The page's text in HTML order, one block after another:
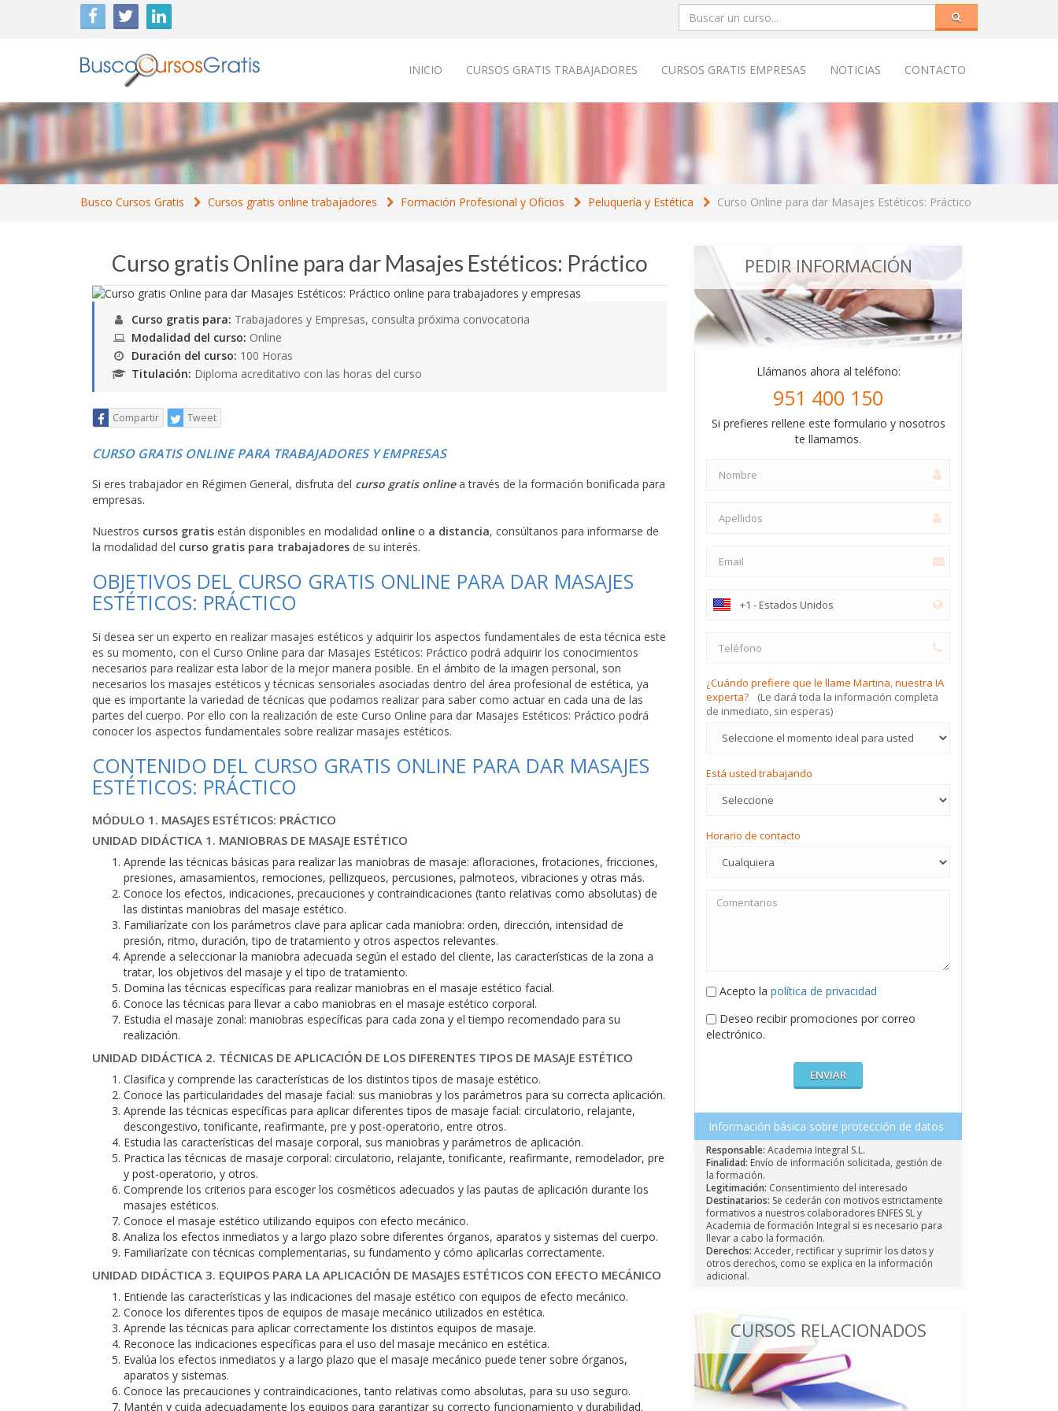
INICIO CURSOS GRATIS TRABAJADORES CURSOS GRATIS EMPRESAS NOTICIAS CONTACTO
Busco Cursos Gratis Cursos gratis online trabajadores Formación Profesional y Oficios Peluquería y Estética Curso Online para dar Masajes Estéticos: Práctico
Curso gratis Online para dar Masajes Estéticos: Práctico
Curso gratis para: Trabajadores y Empresas, consulta próxima convocatoria
Modalidad del curso: Online
Duración del curso: 100 Horas
Titulación: Diploma acreditativo con las horas del curso
Compartir Tweet
CURSO GRATIS ONLINE PARA TRABAJADORES Y EMPRESAS
Si eres trabajador en Régimen General, disfruta del curso gratis onlinea través de la formación bonificada para
empresas.
Nuestros cursos gratis están disponibles en modalidad online o a distancia, consúltanos para informarse de
la modalidad del curso gratis para trabajadores de su interés.
OBJETIVOS DEL CURSO GRATIS ONLINE PARA DAR MASAJES
ESTÉTICOS: PRÁCTICO
Si desea ser un experto en realizar masajes estéticos y adquirir los aspectos fundamentales de esta técnica este
es su momento, con el Curso Online para dar Masajes Estéticos: Práctico podrá adquirir los conocimientos
necesarios para realizar esta labor de la mejor manera posible. En el ámbito de la imagen personal, son
necesarios los masajes estéticos y técnicas sensoriales asociadas dentro del área profesional de estética, ya
que es importante la variedad de técnicas que podamos realizar para saber como actuar en cada una de las
partes del cuerpo. Por ello con la realización de este Curso Online para dar Masajes Estéticos: Práctico podrá
conocer los aspectos fundamentales sobre realizar masajes estéticos.
CONTENIDO DEL CURSO GRATIS ONLINE PARA DAR MASAJES
ESTÉTICOS: PRÁCTICO
MÓDULO 1. MASAJES ESTÉTICOS: PRÁCTICO
UNIDAD DIDÁCTICA 1. MANIOBRAS DE MASAJE ESTÉTICO
Aprende las técnicas básicas para realizar las maniobras de masaje: afloraciones, frotaciones, fricciones,
presiones, amasamientos, remociones, pellizqueos, percusiones, palmoteos, vibraciones y otras más.
Conoce los efectos, indicaciones, precauciones y contraindicaciones (tanto relativas como absolutas) de
las distintas maniobras del masaje estético.
Familiarízate con los parámetros clave para aplicar cada maniobra: orden, dirección, intensidad de
presión, ritmo, duración, tipo de tratamiento y otros aspectos relevantes.
Aprende a seleccionar la maniobra adecuada según el estado del cliente, las características de la zona a
tratar, los objetivos del masaje y el tipo de tratamiento.
Domina las técnicas específicas para realizar maniobras en el masaje estético facial.
Conoce las técnicas para llevar a cabo maniobras en el masaje estético corporal.
Estudia el masaje zonal: maniobras específicas para cada zona y el tiempo recomendado para su
realización.
UNIDAD DIDÁCTICA 2. TÉCNICAS DE APLICACIÓN DE LOS DIFERENTES TIPOS DE MASAJE ESTÉTICO
Clasifica y comprende las características de los distintos tipos de masaje estético.
Conoce las particularidades del masaje facial: sus maniobras y los parámetros para su correcta aplicación.
Aprende las técnicas específicas para aplicar diferentes tipos de masaje facial: circulatorio, relajante,
descongestivo, tonificante, reafirmante, pre y post-operatorio, entre otros.
Estudia las características del masaje corporal, sus maniobras y parámetros de aplicación.
Practica las técnicas de masaje corporal: circulatorio, relajante, tonificante, reafirmante, remodelador, pre
y post-operatorio, y otros.
Comprende los criterios para escoger los cosméticos adecuados y las pautas de aplicación durante los
masajes estéticos.
Conoce el masaje estético utilizando equipos con efecto mecánico.
Analiza los efectos inmediatos y a largo plazo sobre diferentes órganos, aparatos y sistemas del cuerpo.
Familiarízate con técnicas complementarias, su fundamento y cómo aplicarlas correctamente.
UNIDAD DIDÁCTICA 3. EQUIPOS PARA LA APLICACIÓN DE MASAJES ESTÉTICOS CON EFECTO MECÁNICO
Entiende las características y las indicaciones del masaje estético con equipos de efecto mecánico.
Conoce los diferentes tipos de equipos de masaje mecánico utilizados en estética.
Aprende las técnicas para aplicar correctamente los distintos equipos de masaje.
Reconoce las indicaciones específicas para el uso del masaje mecánico en estética.
Evalúa los efectos inmediatos y a largo plazo que el masaje mecánico puede tener sobre órganos,
aparatos y sistemas.
Conoce las precauciones y contraindicaciones, tanto relativas como absolutas, para su uso seguro.
Mantén y cuida adecuadamente los equipos para garantizar su correcto funcionamiento y durabilidad.
PEDIR INFORMACIÓN
Llámanos ahora al teléfono:
951 400 150
Si prefieres rellene este formulario y nosotros
te llamamos.
¿Cuándo prefiere que le llame Martina, nuestra IA
experta?
(Le dará toda la información completa
de inmediato, sin esperas)
Está usted trabajando
Horario de contacto
Acepto la política de privacidad
Deseo recibir promociones por correo
electrónico.
Información básica sobre protección de datos
Responsable: Academia Integral S.L.
Finalidad: Envío de información solicitada, gestión de
la formación.
Legitimación: Consentimiento del interesado
Destinatarios: Se cederán con motivos estrictamente
formativos a nuestros colaboradores ENFES SL y
Academia de formación Integral si es necesario para
llevar a cabo la formación.
Derechos: Acceder, rectificar y suprimir los datos y
otros derechos, como se explica en la información
adicional.
CURSOS RELACIONADOS